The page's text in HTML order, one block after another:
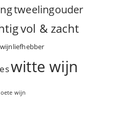
tweelingouder
vol & zacht
wijnliefhebber
witte wijn
wijn